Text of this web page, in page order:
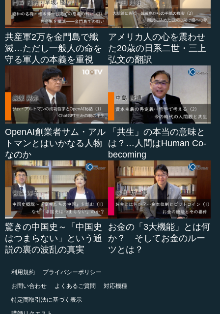
共産軍2万を金門島で殲
滅…ただし一般人の命を
守る軍人の本義を重視
アメリカ人の心を震わせ
た20歳の日系二世・三上
弘文の翻訳
OpenAI創業者サム・アル
トマンとはいかなる人物
なのか
「共生」の本当の意味と
は？…人間はHuman Co-
becoming
驚きの中国史～「中国史
はつまらない」という通
説の裏の波乱の真実
お金の「3大機能」とは何
か？ そしてお金のルー
ツとは？
利用規約
プライバシーポリシー
お問い合わせ
よくあるご質問
対応機種
特定商取引法に基づく表示